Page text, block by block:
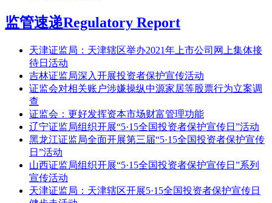
监管速递Regulatory Report
天津证监局：天津辖区举办2021年上市公司网上集体接
待日活动
吉林证监局深入开展投资者保护宣传活动
证监会对相关账户涉嫌操纵中源家居等股票行为立案调
查
证监会：更好发挥资本市场财富管理功能
辽宁证监局组织开展“5·15全国投资者保护宣传日”活动
黑龙江证监局全面开展第三届“5·15全国投资者保护宣传
日”活动
山西证监局组织开展“5·15全国投资者保护宣传日”系列
宣传活动
天津证监局：天津辖区开展5·15全国投资者保护宣传日